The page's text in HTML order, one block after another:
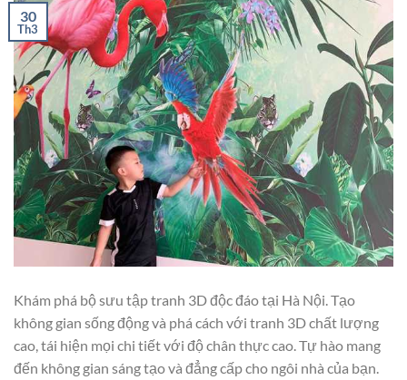
30
Th3
Khám phá bộ sưu tập tranh 3D độc đáo tại Hà Nội. Tạo
không gian sống động và phá cách với tranh 3D chất lượng
cao, tái hiện mọi chi tiết với độ chân thực cao. Tự hào mang
đến không gian sáng tạo và đẳng cấp cho ngôi nhà của bạn.